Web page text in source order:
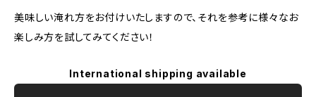
美味しい淹れ方をお付けいたしますので、それを参考に様々なお
楽しみ方を試してみてください！
International shipping available